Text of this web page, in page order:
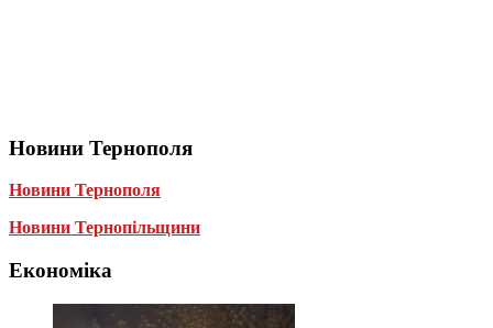
Новини Тернополя
Новини Тернополя
Новини Тернопільщини
Економіка